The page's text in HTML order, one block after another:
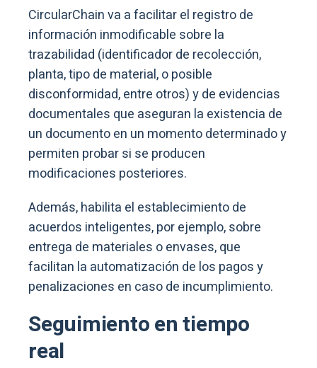
CircularChain va a facilitar el registro de
información inmodificable sobre la
trazabilidad (identificador de recolección,
planta, tipo de material, o posible
disconformidad, entre otros) y de evidencias
documentales que aseguran la existencia de
un documento en un momento determinado y
permiten probar si se producen
modificaciones posteriores.
Además, habilita el establecimiento de
acuerdos inteligentes, por ejemplo, sobre
entrega de materiales o envases, que
facilitan la automatización de los pagos y
penalizaciones en caso de incumplimiento.
Seguimiento en tiempo
real